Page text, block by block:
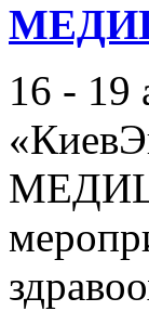
16 - 19